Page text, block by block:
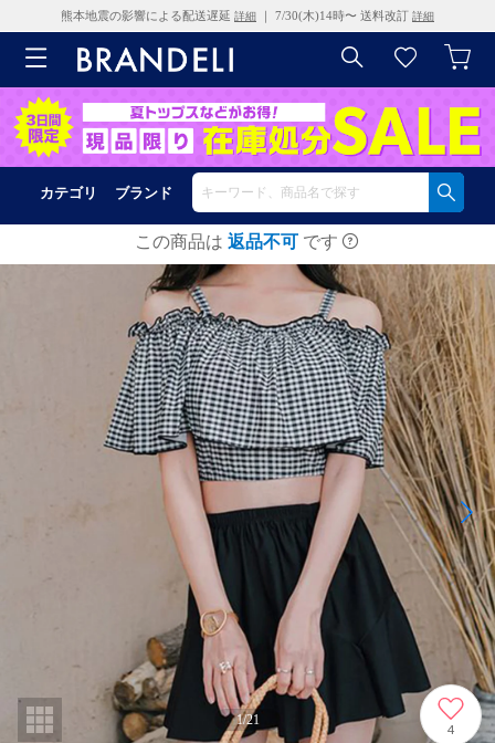
熊本地震の影響による配送遅延 詳細 ｜ 7/30(木)14時〜 送料改訂 詳細
カテゴリ ブランド
この商品は 返品不可 です
1/21
4